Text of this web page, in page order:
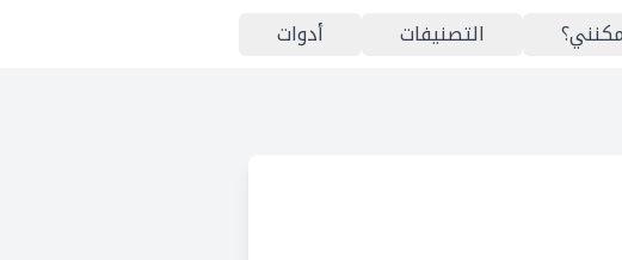
التصنيفات أدوات